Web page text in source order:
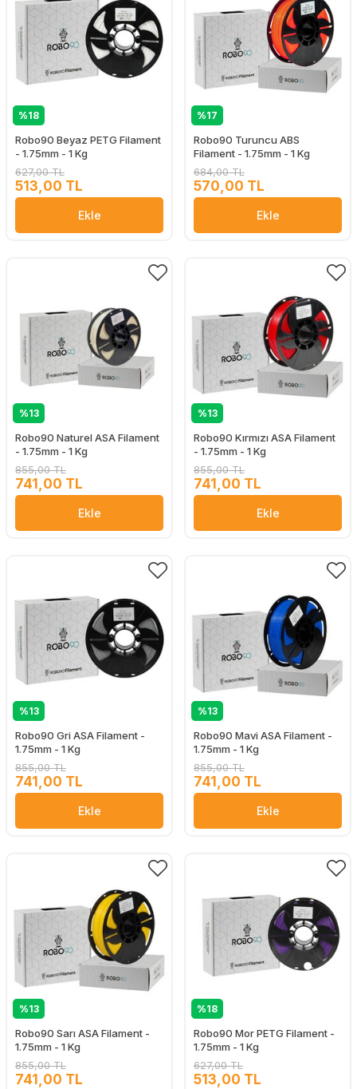
%18
Robo90 Beyaz PETG Filament
- 1.75mm - 1 Kg
627,00 TL
513,00 TL
Ekle
%17
Robo90 Turuncu ABS
Filament - 1.75mm - 1 Kg
684,00 TL
570,00 TL
Ekle
%13
Robo90 Naturel ASA Filament
- 1.75mm - 1 Kg
855,00 TL
741,00 TL
Ekle
%13
Robo90 Kırmızı ASA Filament
- 1.75mm - 1 Kg
855,00 TL
741,00 TL
Ekle
%13
Robo90 Gri ASA Filament -
1.75mm - 1 Kg
855,00 TL
741,00 TL
Ekle
%13
Robo90 Mavi ASA Filament -
1.75mm - 1 Kg
855,00 TL
741,00 TL
Ekle
%13
Robo90 Sarı ASA Filament -
1.75mm - 1 Kg
855,00 TL
741,00 TL
%18
Robo90 Mor PETG Filament -
1.75mm - 1 Kg
627,00 TL
513,00 TL